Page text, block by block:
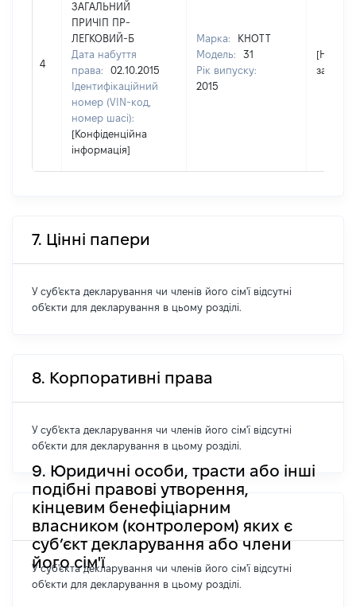
4
ЗАГАЛЬНИЙ
ПРИЧІП ПР-
ЛЕГКОВИЙ-Б
Дата набуття
права:
02.10.2015
Ідентифікаційний
номер (VIN-код,
номер шасі):
[Конфіденційна
інформація]
Марка:
KHOTT
Модель:
31
Рік випуску:
2015
[Не
7. Цінні папери
У суб'єкта декларування чи членів його сім'ї відсутні
об'єкти для декларування в цьому розділі.
8. Корпоративні права
У суб'єкта декларування чи членів його сім'ї відсутні
об'єкти для декларування в цьому розділі.
9. Юридичні особи, трасти або інші
подібні правові утворення,
кінцевим бенефіціарним
власником (контролером) яких є
суб’єкт декларування або члени
його сім'ї
У суб'єкта декларування чи членів його сім'ї відсутні
об'єкти для декларування в цьому розділі.